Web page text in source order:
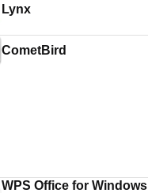
Lynx
CometBird
WPS Office for Windows